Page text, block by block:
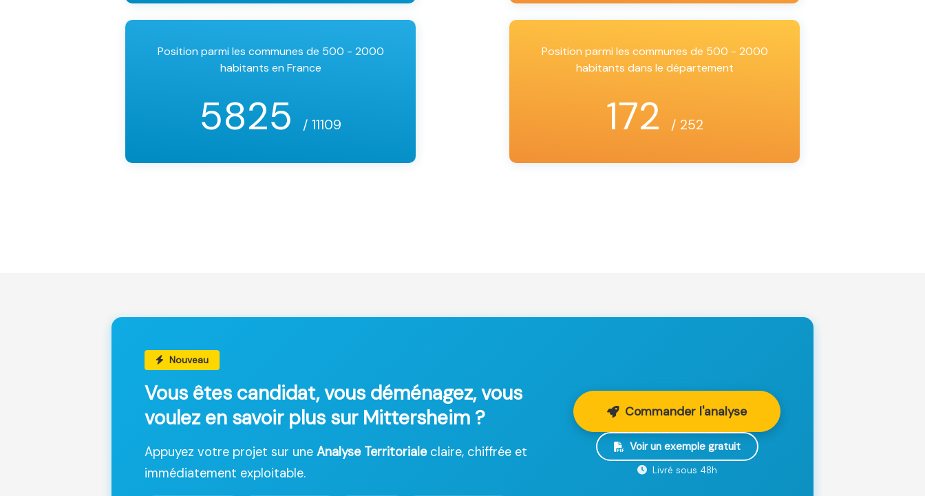
Position parmi les communes de 500 - 2000
habitants en France
5825 / 11109
Position parmi les communes de 500 - 2000
habitants dans le département
172 / 252
Nouveau
Vous êtes candidat, vous déménagez, vous
voulez en savoir plus sur Mittersheim ?
Appuyez votre projet sur une Analyse Territorialeclaire, chiffrée et
immédiatement exploitable.
Commander l'analyse
Voir un exemple gratuit
Livré sous 48h